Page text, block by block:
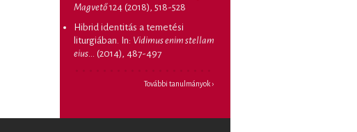
Magvető124 (2018), 518-528
Hibrid identitás a temetési
liturgiában . In: Vidimus enim stellam
eius...
(2014), 487-497
További tanulmányok ›